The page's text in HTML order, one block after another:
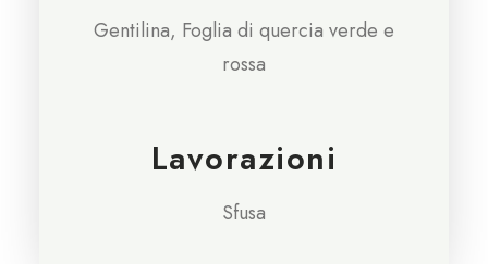
Gentilina, Foglia di quercia verde e
rossa
Lavorazioni
Sfusa